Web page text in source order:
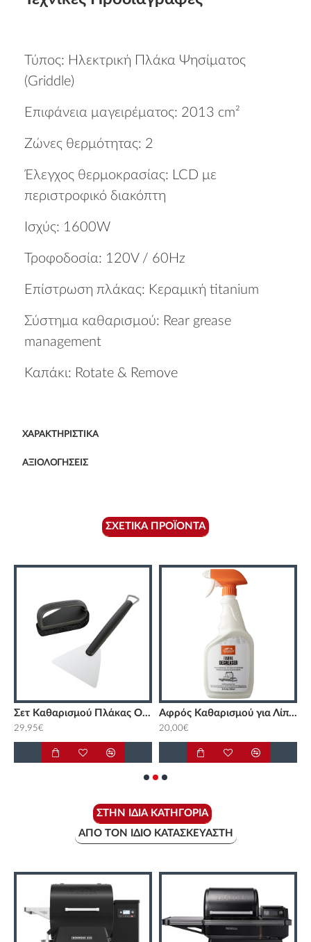
Τύπος: Ηλεκτρική Πλάκα Ψησίματος
(Griddle)
Επιφάνεια μαγειρέματος: 2013 cm²
Ζώνες θερμότητας: 2
Έλεγχος θερμοκρασίας: LCD με
περιστροφικό διακόπτη
Ισχύς: 1600W
Τροφοδοσία: 120V / 60Hz
Επίστρωση πλάκας: Κεραμική titanium
Σύστημα καθαρισμού: Rear grease
management
Καπάκι: Rotate & Remove
ΧΑΡΑΚΤΗΡΙΣΤΙΚΆ
ΑΞΙΟΛΟΓΉΣΕΙΣ
ΣΧΕΤΙΚΆ ΠΡΟΪΌΝΤΑ
Σετ Καθαρισμού Πλάκας Outdoorchef
29,95€
Αφρός Καθαρισμού για Λίπη 709 ML Traeger
20,00€
ΣΤΗΝ ΊΔΙΑ ΚΑΤΗΓΟΡΊΑ
ΑΠΌ ΤΟΝ ΊΔΙΟ ΚΑΤΑΣΚΕΥΑΣΤΉ